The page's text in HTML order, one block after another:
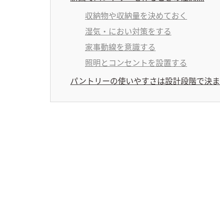
収納物や収納量を決めておく
湿気・におい対策をする
家事動線を意識する
照明とコンセントを設置する
パントリーの使いやすさは設計段階で決